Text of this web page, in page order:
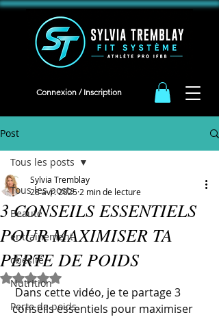
Connexion / Inscription
Post
Tous les posts
Beauté
entraînement
obésité
Nutrition
Perte de poids
Tous les posts
3 CONSEILS ESSENTIELS
POUR MAXIMISER TA
PERTE DE POIDS
Sylvia Tremblay
28 avr. 2025 2 min de lecture
Noté NaN étoiles sur 5.
conseils essentiels pour maximiser